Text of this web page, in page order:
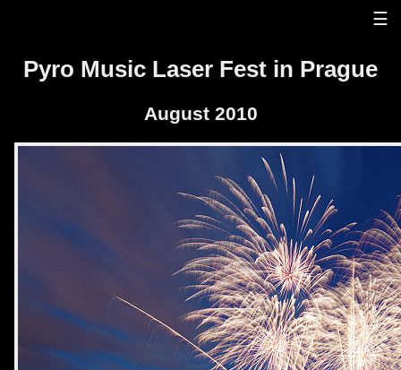
☰
Pyro Music Laser Fest in Prague
August 2010